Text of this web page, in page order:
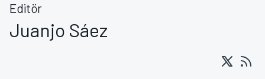
Editör
Juanjo Sáez